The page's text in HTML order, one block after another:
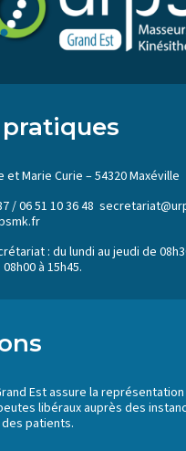
et Marie Curie – 54320 Maxéville
/ 06 51 10 36 48
: du lundi au jeudi de
à 15h45.
Est assure la
libéraux auprès des
patients.